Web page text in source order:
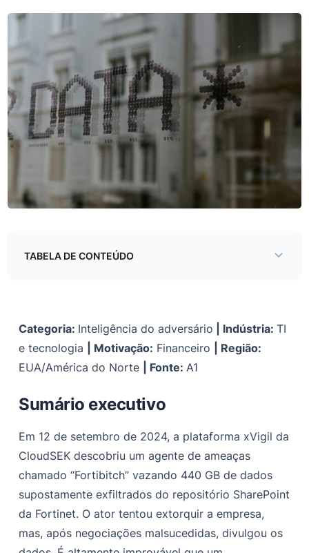
TABELA DE CONTEÚDO
Informações do Post
Atividade e classificação do ator de ameaças
Categoria: Inteligência do adversário | Indústria:TI
e tecnologia
| Motivação: Financeiro
| Região:
EUA/América do Norte
| Fonte:A1
Sumário executivo
Em 12 de setembro de 2024, a plataforma xVigil da
CloudSEK descobriu um agente de ameaças
chamado “Fortibitch” vazando 440 GB de dados
supostamente exfiltrados do repositório SharePoint
da Fortinet. O ator tentou extorquir a empresa,
mas, após negociações malsucedidas, divulgou os